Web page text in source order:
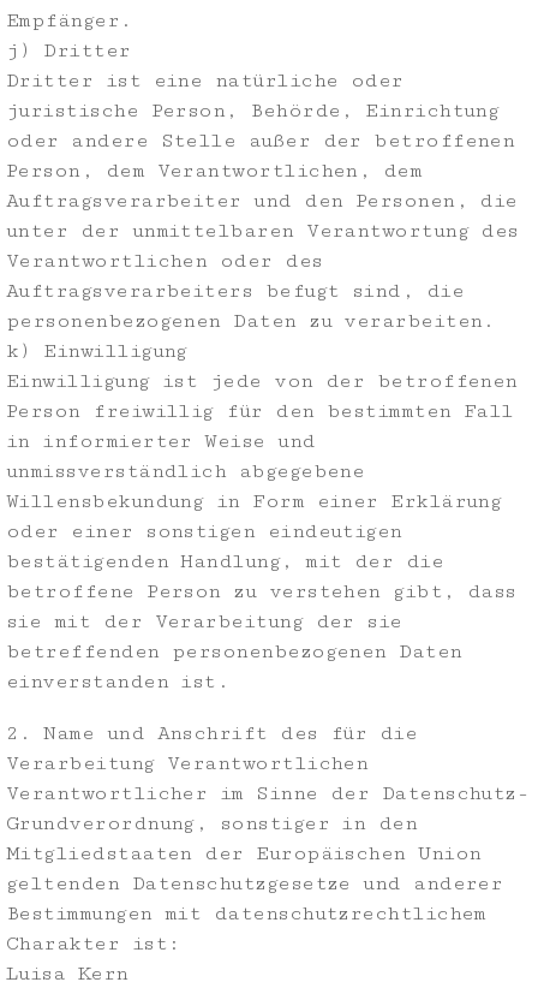
Empfänger.
j) Dritter
Dritter ist eine natürliche oder
juristische Person, Behörde, Einrichtung
oder andere Stelle außer der betroffenen
Person, dem Verantwortlichen, dem
Auftragsverarbeiter und den Personen, die
unter der unmittelbaren Verantwortung des
Verantwortlichen oder des
Auftragsverarbeiters befugt sind, die
personenbezogenen Daten zu verarbeiten.
k) Einwilligung
Einwilligung ist jede von der betroffenen
Person freiwillig für den bestimmten Fall
in informierter Weise und
unmissverständlich abgegebene
Willensbekundung in Form einer Erklärung
oder einer sonstigen eindeutigen
bestätigenden Handlung, mit der die
betroffene Person zu verstehen gibt, dass
sie mit der Verarbeitung der sie
betreffenden personenbezogenen Daten
einverstanden ist.
2. Name und Anschrift des für die
Verarbeitung Verantwortlichen
Verantwortlicher im Sinne der Datenschutz-
Grundverordnung, sonstiger in den
Mitgliedstaaten der Europäischen Union
geltenden Datenschutzgesetze und anderer
Bestimmungen mit datenschutzrechtlichem
Charakter ist:
Luisa Kern